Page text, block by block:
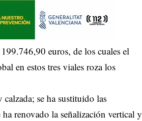
euros, de los cuales el
en estos tres viales roza los
se ha sustituido las
renovado la señalización vertical y